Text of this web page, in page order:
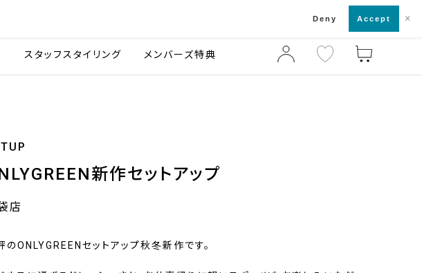
店舗一覧・来店予約
スタッフスタイリング メンバーズ特典
新作セットアップ
店
のONLYGREENセットアップ秋冬新作です。
Deny Accept ×